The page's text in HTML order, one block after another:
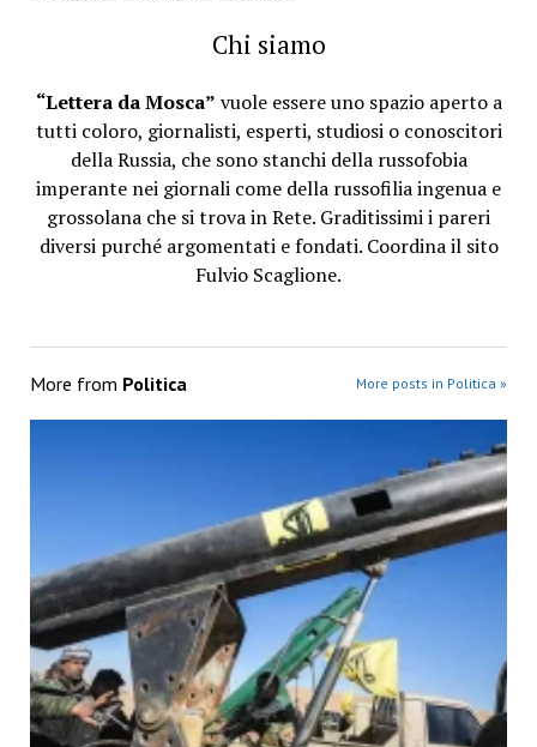
Chi siamo
“Lettera da Mosca” vuole essere uno spazio aperto a
tutti coloro, giornalisti, esperti, studiosi o conoscitori
della Russia, che sono stanchi della russofobia
imperante nei giornali come della russofilia ingenua e
grossolana che si trova in Rete. Graditissimi i pareri
diversi purché argomentati e fondati. Coordina il sito
Fulvio Scaglione.
More from Politica More posts in Politica »